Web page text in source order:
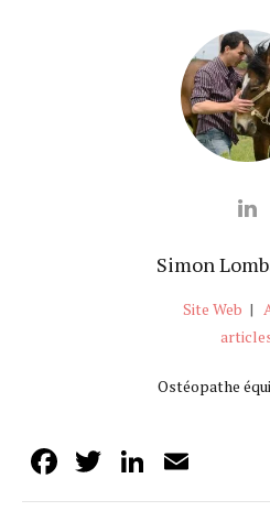
Simon
Site Web |
Ostéopathe
Facebook
TwitterLinkedIn